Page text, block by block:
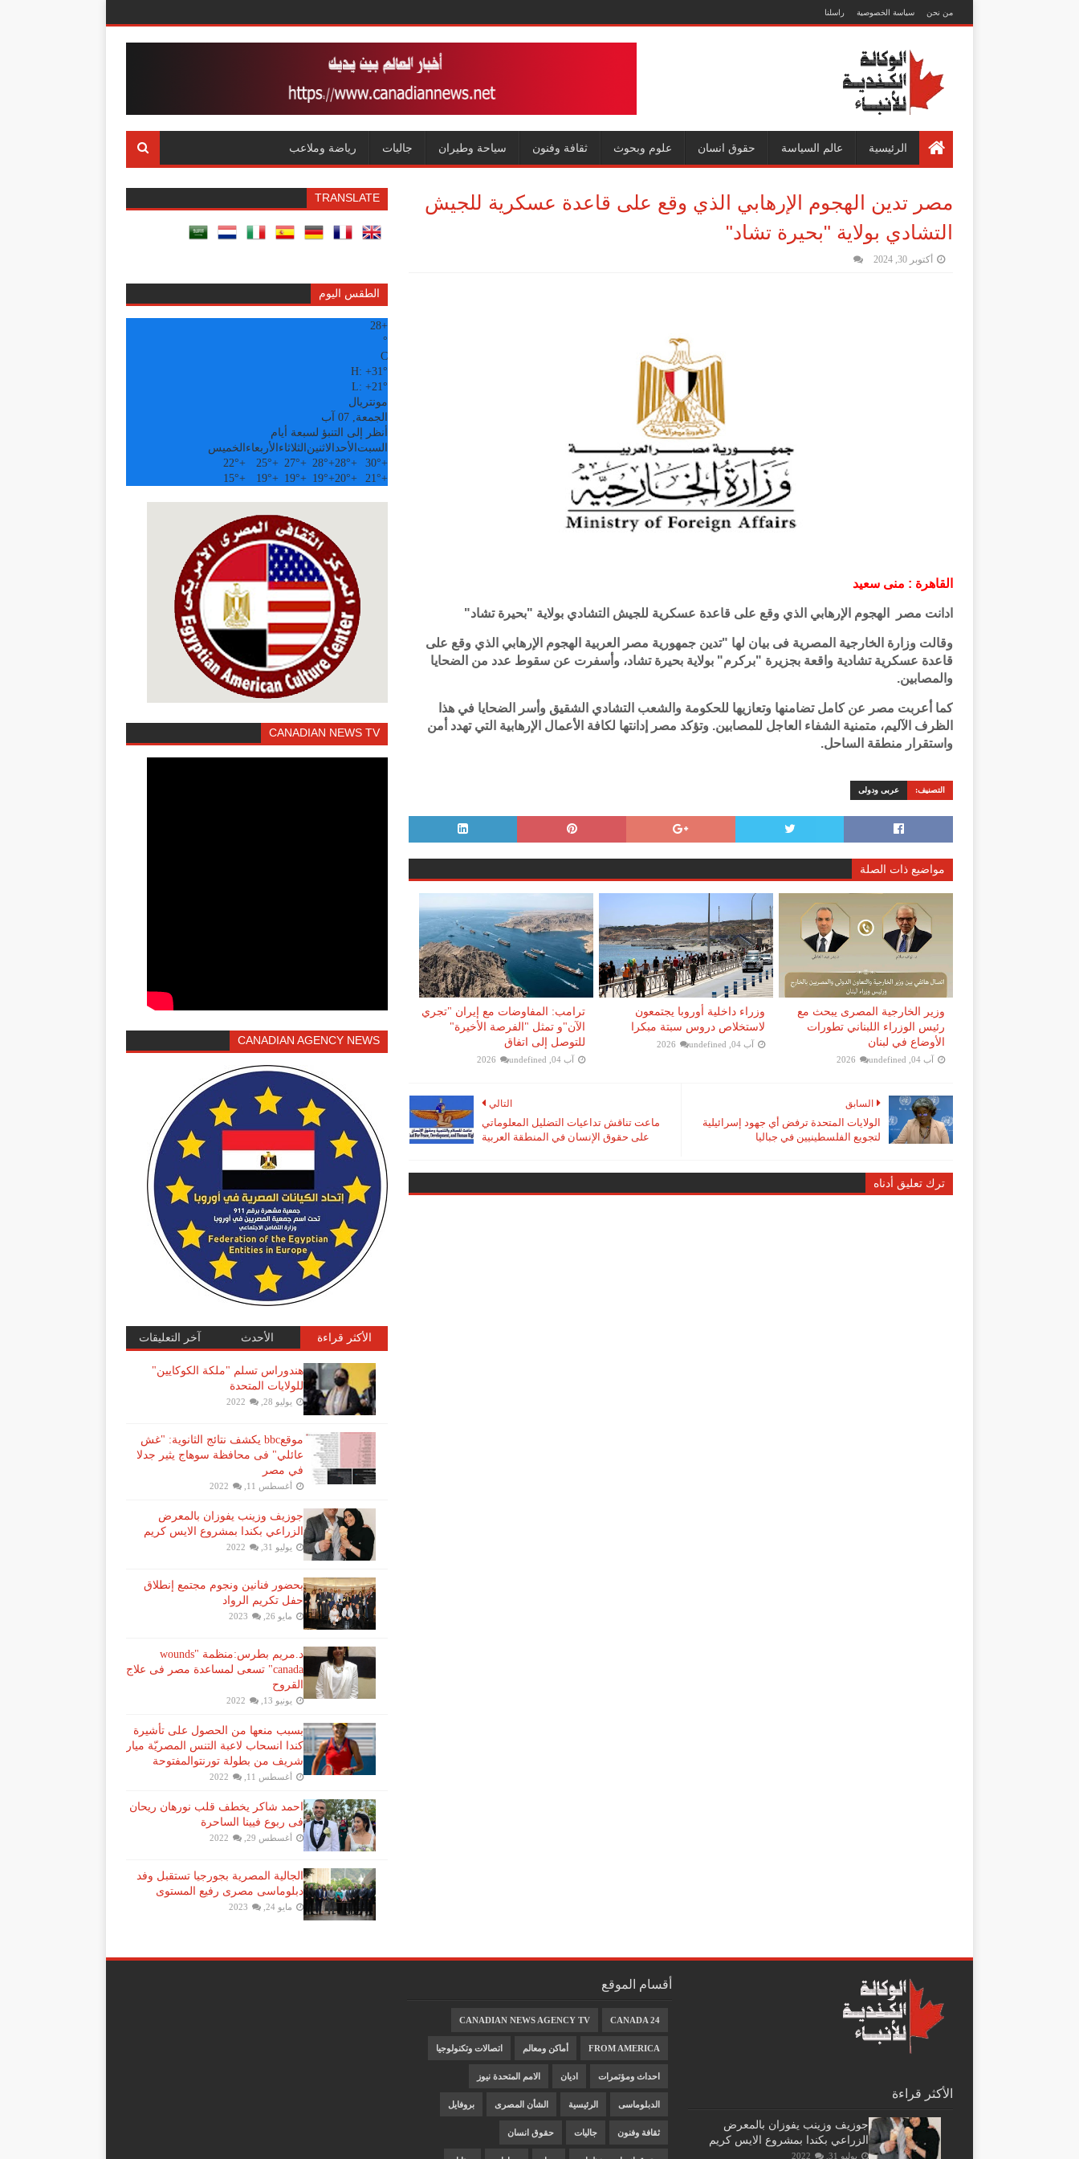
من نحن سياسة الخصوصية راسلنا
الرئيسية عالم السياسة حقوق انسان علوم وبحوث ثقافة وفنون سياحة وطيران جاليات رياضة وملاعب
مصر تدين الهجوم الإرهابي الذي وقع على قاعدة عسكرية للجيش
التشادي بولاية "بحيرة تشاد"
أكتوبر 30, 2024
القاهرة : منى سعيد
ادانت مصر الهجوم الإرهابي الذي وقع على قاعدة عسكرية للجيش التشادي بولاية "بحيرة تشاد"
وقالت وزارة الخارجية المصرية فى بيان لها "تدين جمهورية مصر العربية الهجوم الإرهابي الذي وقع على
قاعدة عسكرية تشادية واقعة بجزيرة "بركرم" بولاية بحيرة تشاد، وأسفرت عن سقوط عدد من الضحايا
والمصابين.
كما أعربت مصر عن كامل تضامنها وتعازيها للحكومة والشعب التشادي الشقيق وأسر الضحايا في هذا
الظرف الآليم، متمنية الشفاء العاجل للمصابين. وتؤكد مصر إدانتها لكافة الأعمال الإرهابية التي تهدد أمن
واستقرار منطقة الساحل.
التصنيف: عربى ودولى
مواضيع ذات الصلة
وزير الخارجية المصرى يبحث مع
رئيس الوزراء اللبناني تطورات
الأوضاع في لبنان
آب 04, 2026 undefined
وزراء داخلية أوروبا يجتمعون
لاستخلاص دروس سبتة مبكرا
آب 04, 2026 undefined
ترامب: المفاوضات مع إيران "تجري
الآن"و تمثل "الفرصة الأخيرة"
للتوصل إلى اتفاق
آب 04, 2026 undefined
التالي
ماعت تناقش تداعيات التضليل المعلوماتي
على حقوق الإنسان في المنطقة العربية
السابق
الولايات المتحدة ترفض أي جهود إسرائيلية
لتجويع الفلسطينيين في جباليا
ترك تعليق أدناه
TRANSLATE
الطقس اليوم
+
28
°
C
H: +31°
L: +21°
مونتريال
الجمعة, 07 آب
أنظر إلى التنبؤ لسبعة أيام
السبت الأحد الاثنين الثلاثاء الأربعاء الخميس
+
30°
+
28°
+
28°
+
27°
+
25°
+
22°
+
21°
+
20°
+
19°
+
19°
+
19°
+
15°
CANADIAN NEWS TV
CANADIAN AGENCY NEWS
الأكثر قراءة الأحدث آخر التعليقات
هندوراس تسلم "ملكة الكوكايين"
للولايات المتحدة
يوليو 28, 2022
موقعbbc يكشف نتائج الثانوية: "غش
عائلي" فى محافظة سوهاج يثير جدلا
في مصر
أغسطس 11, 2022
جوزيف وزينب يفوزان بالمعرض
الزراعي بكندا بمشروع الايس كريم
يوليو 31, 2022
بحضور فنانين ونجوم مجتمع إنطلاق
حفل تكريم الرواد
مايو 26, 2023
د.مريم بطرس:منظمة "wounds
canada" تسعى لمساعدة مصر فى علاج
القروح
يونيو 13, 2022
بسبب منعها من الحصول على تأشيرة
كندا انسحاب لاعبة ​التنس​ المصريّة ​ميار
شريف​ من بطولة ​تورنتو​المفتوحة
أغسطس 11, 2022
احمد شاكر يخطف قلب نورهان ريحان
فى ربوع فيينا الساحرة
أغسطس 29, 2022
الجالية المصرية بجورجيا تستقبل وفد
دبلوماسى مصرى رفيع المستوى
مايو 24, 2023
الأكثر قراءة
جوزيف وزينب يفوزان بالمعرض
الزراعي بكندا بمشروع الايس كريم
يوليو 31, 2022
أقسام الموقع
CANADA 24
CANADIAN NEWS AGENCY TV
FROM AMERICA أماكن ومعالم اتصالات وتكنولوجيا
احداث ومؤتمرات اديان الامم المتحدة نيوز
الدبلوماسى الرئيسية الشأن المصرى بروفايل
ثقافة وفنون جاليات حقوق انسان